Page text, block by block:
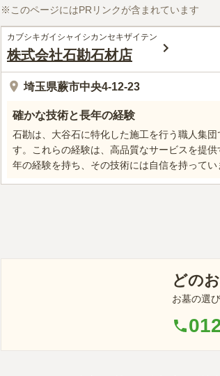
※このページにはPRリンクが含まれています
カブシキガイシャイシカンセキザイテン
株式会社石勘石材店
埼玉県蕨市中央4-12-23
確かな技術と長年の経験
石勘は、大谷石に特化した施工を行う職人集
す。これらの経験は、高品質なサービスを提
年の経験を持ち、その技術には自信を持ってい
どの
お墓の選